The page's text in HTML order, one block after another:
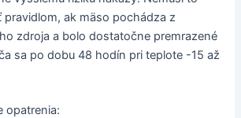
pravidlom, ak mäso pochádza z
zdroja a bolo dostatočne premrazené
sa po dobu 48 hodín pri teplote -15 až
opatrenia: